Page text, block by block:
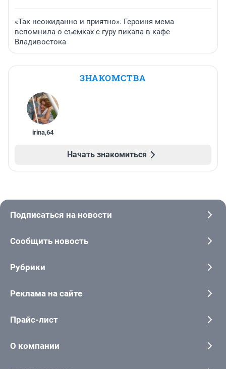
«Так неожиданно и приятно». Героиня мема
вспомнила о съемках с гуру пикапа в кафе
Владивостока
ЗНАКОМСТВА
irina,64
Начать знакомиться
Подписаться на новости
Сообщить новость
Рубрики
Реклама на сайте
Прайс-лист
О компании